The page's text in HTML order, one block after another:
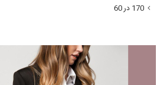
170 در 60